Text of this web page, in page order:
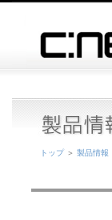
トップ＞ 製品情報